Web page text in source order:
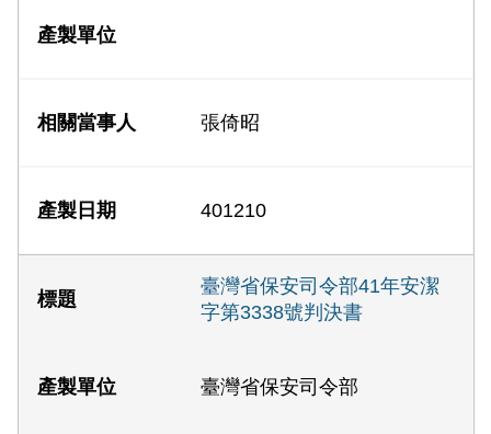
張倚昭
401210
臺灣省保安司令部41年安潔
字第3338號判決書
臺灣省保安司令部